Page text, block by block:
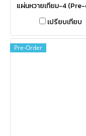
แผ่นหวายเทียม-4
เปรียบเทียบ
Pre-Order